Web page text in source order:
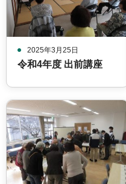
2025年3月25日
令和4年度 出前講座